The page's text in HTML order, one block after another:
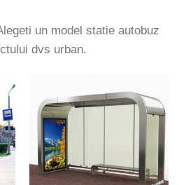
un model statie autobuz
dvs urban.